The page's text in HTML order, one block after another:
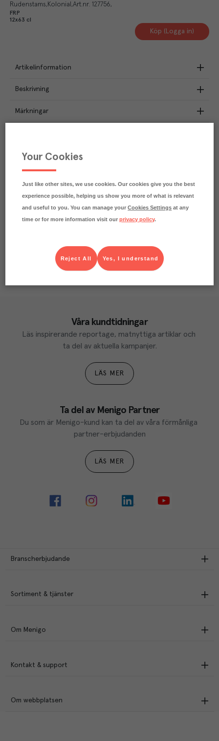
Rudenstams Kolonial Art.nr. 127756
FRP
12x63 cl
Köp (Logga in)
Artikelinformation
Beskrivning
Märkningar
Klimatavtryck
CO₂e/kg
utsläppen av 2.6 kg koldioxid.
Läs mer om hur vi beräknar klimatavtryck
Våra kundtidningar
Läs inspirerande reportage, matnyttiga artiklar och
ta del av aktuella kampanjer.
LÄS MER
Ta del av Menigo Partner
Du som är Menigo-kund kan ta del av våra förmånliga
partner-erbjudanden
LÄS MER
Branscherbjudande
Sortiment & tjänster
Om Menigo
Kontakt & support
Om webbplatsen
Your Cookies
Just like other sites, we use cookies. Our cookies give you the best
experience possible, helping us show you more of what is relevant
and useful to you. You can manage yourCookies Settings at any
time or for more information visit ourprivacy policy.
Yes, I understand
Reject All